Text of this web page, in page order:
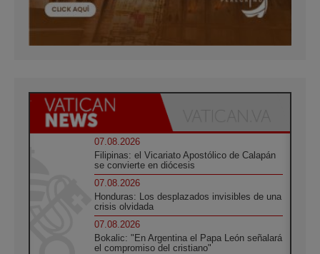
07.08.2026
Filipinas: el Vicariato Apostólico de Calapán
se convierte en diócesis
07.08.2026
Honduras: Los desplazados invisibles de una
crisis olvidada
07.08.2026
Bokalic: "En Argentina el Papa León señalará
el compromiso del cristiano"